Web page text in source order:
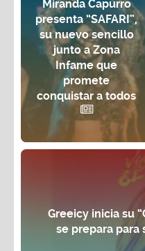
Miranda Capurro
presenta “SAFARI”,
su nuevo sencillo
junto a Zona
Infame que
promete
conquistar a todos
Greeicy inicia su
se prepara para